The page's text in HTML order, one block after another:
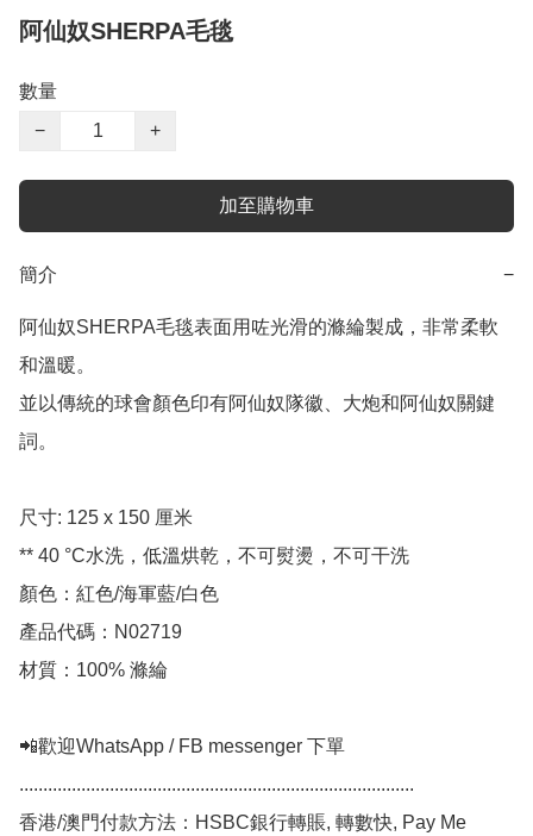
阿仙奴SHERPA毛毯
數量
−
+
加至購物車
簡介 −
阿仙奴SHERPA毛毯表面用咗光滑的滌綸製成，非常柔軟
和溫暖。
並以傳統的球會顏色印有阿仙奴隊徽、大炮和阿仙奴關鍵
詞。
尺寸: 125 x 150 厘米
** 40 °C水洗，低溫烘乾，不可熨燙，不可干洗
顏色：紅色/海軍藍/白色
產品代碼：N02719
材質：100% 滌綸
📲歡迎WhatsApp / FB messenger 下單
...................................................................................
香港/澳門付款方法：HSBC銀行轉賬, 轉數快, Pay Me